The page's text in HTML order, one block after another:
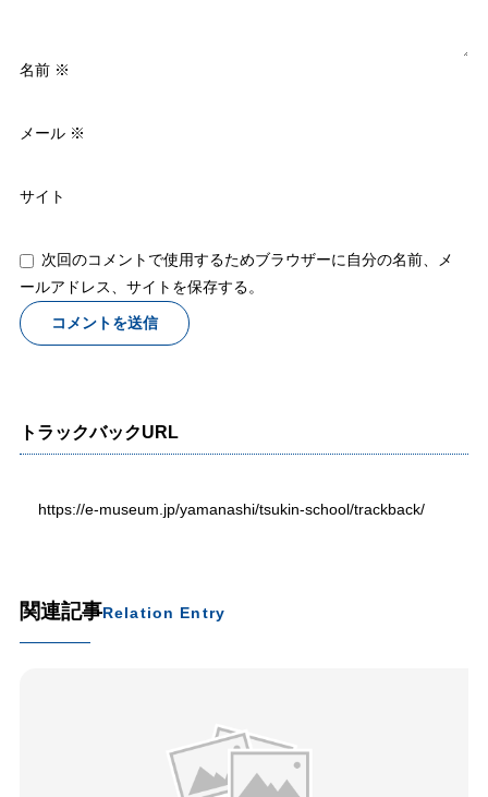
名前 ※
メール ※
サイト
次回のコメントで使用するためブラウザーに自分の名前、メ
ールアドレス、サイトを保存する。
トラックバックURL
https://e-museum.jp/yamanashi/tsukin-school/trackback/
関連記事Relation Entry